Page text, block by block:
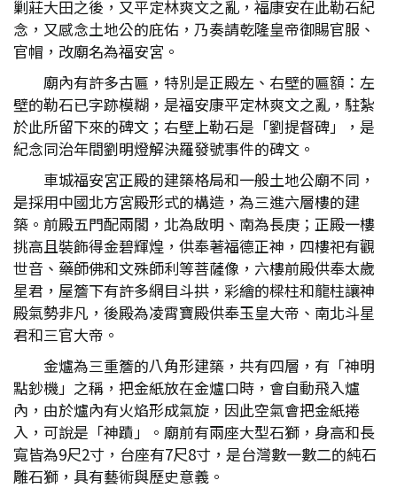
剿莊大田之後，又平定林爽文之亂，福康安在此勒石紀
念，又感念土地公的庇佑，乃奏請乾隆皇帝御賜官服、
官帽，改廟名為福安宮。
廟內有許多古匾，特別是正殿左、右壁的匾額：左
壁的勒石已字跡模糊，是福安康平定林爽文之亂，駐紮
於此所留下來的碑文；右壁上勒石是「劉提督碑」，是
紀念同治年間劉明燈解決羅發號事件的碑文。
車城福安宮正殿的建築格局和一般土地公廟不同，
是採用中國北方宮殿形式的構造，為三進六層樓的建
築。前殿五門配兩閣，北為啟明、南為長庚；正殿一樓
挑高且裝飾得金碧輝煌，供奉著福德正神，四樓祀有觀
世音、藥師佛和文殊師利等菩薩像，六樓前殿供奉太歲
星君，屋簷下有許多網目斗拱，彩繪的樑柱和龍柱讓神
殿氣勢非凡，後殿為凌霄寶殿供奉玉皇大帝、南北斗星
君和三官大帝。
金爐為三重簷的八角形建築，共有四層，有「神明
點鈔機」之稱，把金紙放在金爐口時，會自動飛入爐
內，由於爐內有火焰形成氣旋，因此空氣會把金紙捲
入，可說是「神蹟」。廟前有兩座大型石獅，身高和長
寬皆為9尺2寸，台座有7尺8寸，是台灣數一數二的純石
雕石獅，具有藝術與歷史意義。